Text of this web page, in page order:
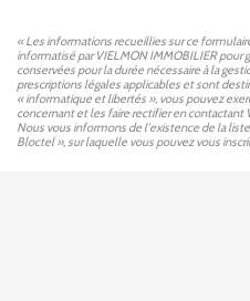
« Les informations recueillies sur ce
informatisé par VIELMON IMMOBILIER
conservées pour la durée nécessaire à la
prescriptions légales applicables et sont
« informatique et libertés », vous pouvez
concernant et les faire rectifier en contactant
Nous vous informons de l'existence de la
Bloctel », sur laquelle vous pouvez vous